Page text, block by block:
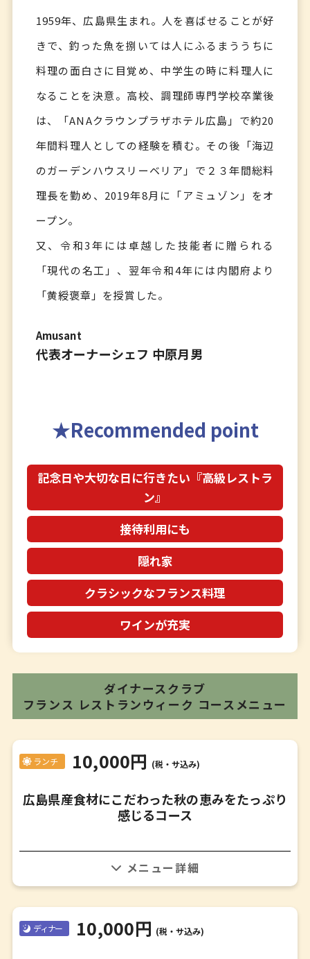
1959年、広島県生まれ。人を喜ばせることが好
きで、釣った魚を捌いては人にふるまううちに
料理の面白さに目覚め、中学生の時に料理人に
なることを決意。高校、調理師専門学校卒業後
は、「ANAクラウンプラザホテル広島」で約20
年間料理人としての経験を積む。その後「海辺
のガーデンハウスリーベリア」で２３年間総料
理長を勤め、2019年8月に「アミュゾン」をオ
ープン。
又、令和3年には卓越した技能者に贈られる
「現代の名工」、翌年令和4年には内閣府より
「黄綬褒章」を授賞した。
Amusant
代表オーナーシェフ 中原月男
Recommended point
記念日や大切な日に行きたい『高級レストラ
ン』
接待利用にも
隠れ家
クラシックなフランス料理
ワインが充実
ダイナースクラブ
フランス レストランウィーク コースメニュー
ランチ 10,000円 (税・サ込み)
広島県産食材にこだわった秋の恵みをたっぷり
感じるコース
詳細はお問い合わせください
ディナー 10,000円 (税・サ込み)